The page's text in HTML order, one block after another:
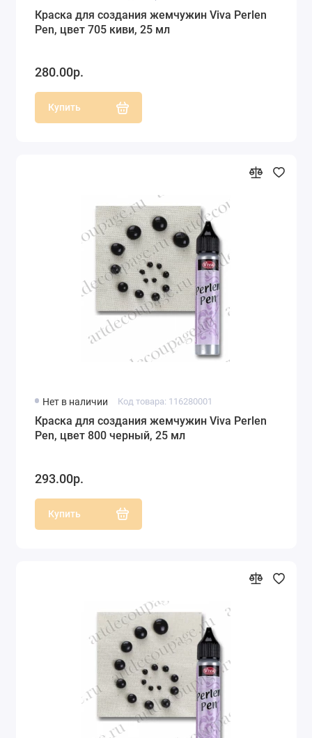
Краска для создания жемчужин Viva Perlen
Pen, цвет 705 киви, 25 мл
280.00р.
Купить
Нет в наличии Код товара: 116280001
Краска для создания жемчужин Viva Perlen
Pen, цвет 800 черный, 25 мл
293.00р.
Купить